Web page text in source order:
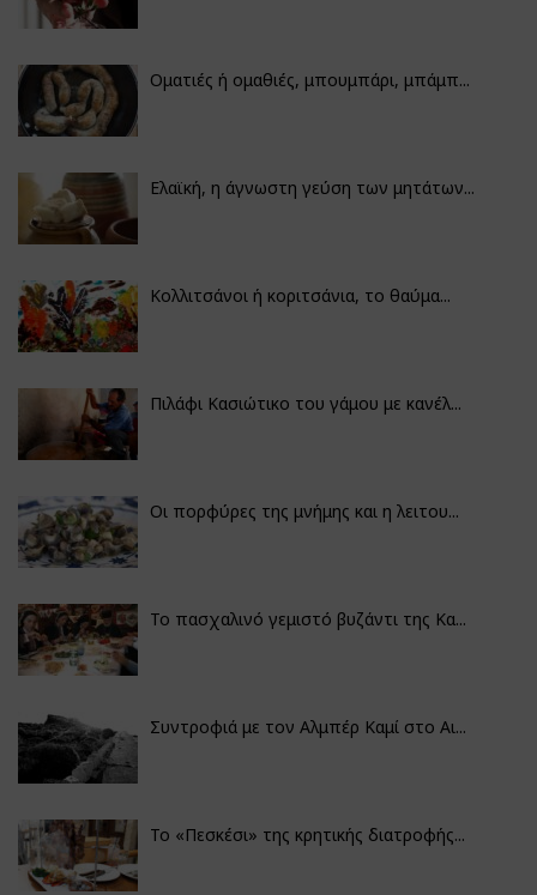
Οματιές ή ομαθιές, μπουμπάρι, μπάμπ...
Ελαϊκή, η άγνωστη γεύση των μητάτων...
Κολλιτσάνοι ή κοριτσάνια, το θαύμα...
Πιλάφι Κασιώτικο του γάμου με κανέλ...
Οι πορφύρες της μνήμης και η λειτου...
Το πασχαλινό γεμιστό βυζάντι της Κα...
Συντροφιά με τον Αλμπέρ Καμί στο Αι...
Το «Πεσκέσι» της κρητικής διατροφής...